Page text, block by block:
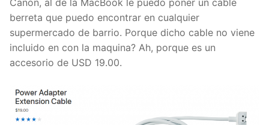
Canon, al de la MacBook le puedo poner un cable
berreta que puedo encontrar en cualquier
supermercado de barrio. Porque dicho cable no viene
incluido en con la maquina? Ah, porque es un
accesorio de USD 19.00.